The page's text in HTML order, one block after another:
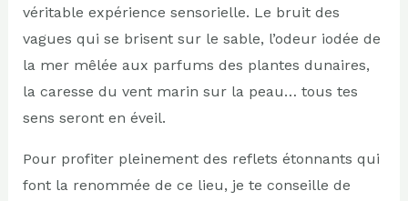
véritable expérience sensorielle. Le bruit des
vagues qui se brisent sur le sable, l’odeur iodée de
la mer mêlée aux parfums des plantes dunaires,
la caresse du vent marin sur la peau… tous tes
sens seront en éveil.
Pour profiter pleinement des reflets étonnants qui
font la renommée de ce lieu, je te conseille de